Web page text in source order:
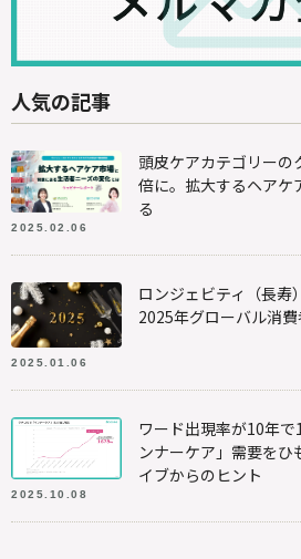
人気の記事
2025.02.06
頭皮ケアカテゴリーの
倍に。拡大するヘアケ
る
2025.01.06
ロンジェビティ（長寿
2025年グローバル消
2025.10.08
ワード出現率が10年
ンナーケア」需要をひ
イブからのヒント